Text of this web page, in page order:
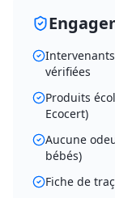
vérifiées
Produits
Ecocert)
Aucune
bébés)
Fiche de